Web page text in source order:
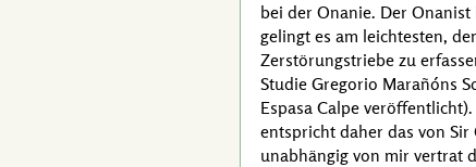
bei der Onanie. Der
gelingt es am leichtesten,
Zerstörungstriebe zu
Studie Gregorio Marañóns
Espasa Calpe veröffentlicht).
entspricht daher das von Sir
unabhängig von mir vertrat